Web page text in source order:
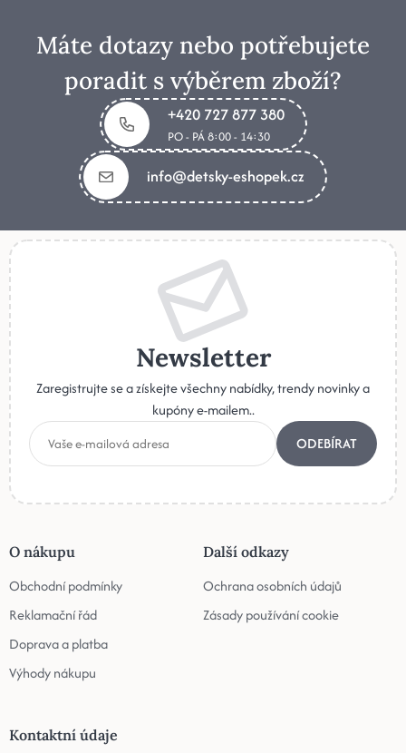
Máte dotazy nebo potřebujete
poradit s výběrem zboží?
+420 727 877 380
PO - PÁ 8:00 - 14:30
info@detsky-eshopek.cz
Newsletter
Zaregistrujte se a získejte všechny nabídky, trendy novinky a
kupóny e-mailem..
ODEBÍRAT
O nákupu
Obchodní podmínky
Reklamační řád
Doprava a platba
Výhody nákupu
Další odkazy
Ochrana osobních údajů
Zásady používání cookie
Kontaktní údaje